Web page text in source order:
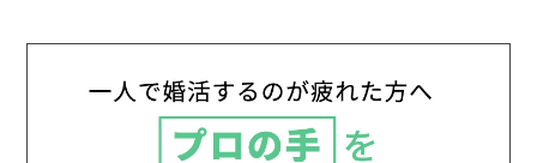
約1,300店の中から